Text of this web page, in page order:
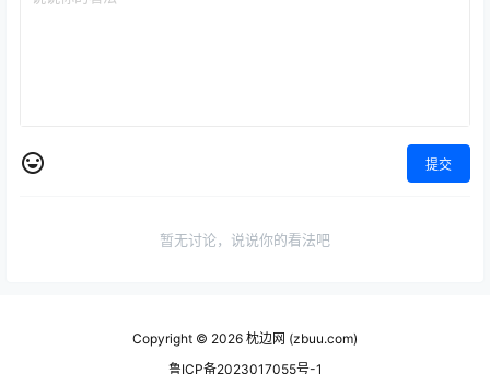
提交
暂无讨论，说说你的看法吧
Copyright © 2026 枕边网 (zbuu.com)
鲁ICP备2023017055号-1